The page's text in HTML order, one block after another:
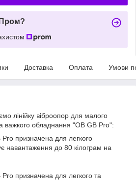
Доставка Оплата Умови
лінійку віброопор для малого
важкого обладнання "ОВ GB Pro":
призначена для легкого
навантаження до 80 кілограм на
призначена для легкого та